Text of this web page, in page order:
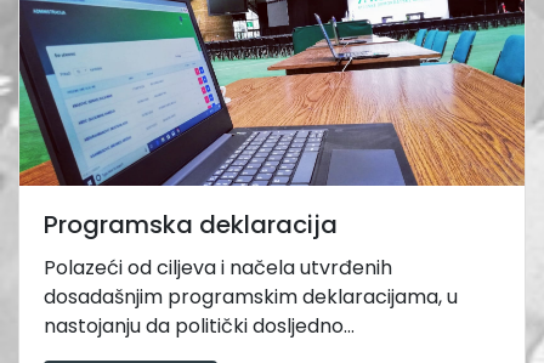
Programska deklaracija
Polazeći od ciljeva i načela utvrđenih
dosadašnjim programskim deklaracijama, u
nastojanju da politički dosljedno...